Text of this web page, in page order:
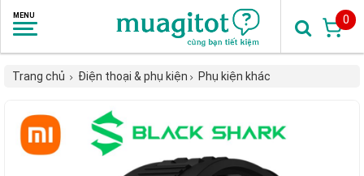
0
Trang chủ Điện thoại & phụ kiện Phụ kiện khác